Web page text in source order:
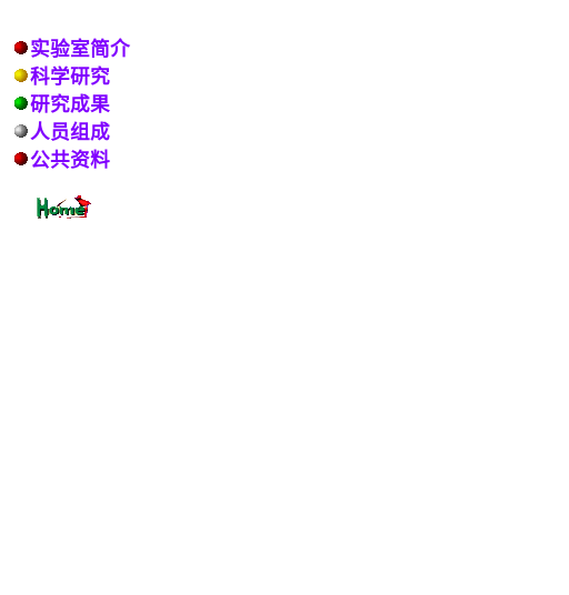
实验室简介
科学研究
研究成果
人员组成
公共资料